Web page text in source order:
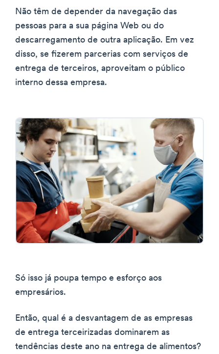
Não têm de depender da navegação das
pessoas para a sua página Web ou do
descarregamento de outra aplicação. Em vez
disso, se fizerem parcerias com serviços de
entrega de terceiros, aproveitam o público
interno dessa empresa.
Só isso já poupa tempo e esforço aos
empresários.
Então, qual é a desvantagem de as empresas
de entrega terceirizadas dominarem as
tendências deste ano na entrega de alimentos?